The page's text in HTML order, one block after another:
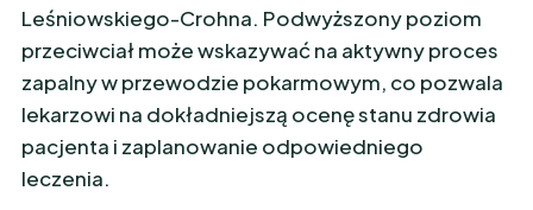
Leśniowskiego-Crohna. Podwyższony poziom
przeciwciał może wskazywać na aktywny proces
zapalny w przewodzie pokarmowym, co pozwala
lekarzowi na dokładniejszą ocenę stanu zdrowia
pacjenta i zaplanowanie odpowiedniego
leczenia.